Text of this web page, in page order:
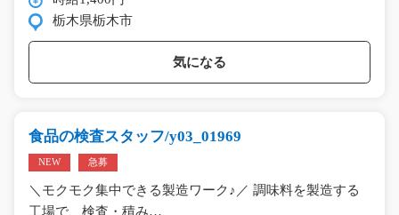
栃木県栃木市
気になる
食品の検査スタッフ/y03_01969
NEW 急募
＼モクモク集中できる製造ワーク♪／ 調味料を製造する
工場で、検査・積み…